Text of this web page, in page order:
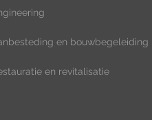
en bouwbegeleiding
en revitalisatie